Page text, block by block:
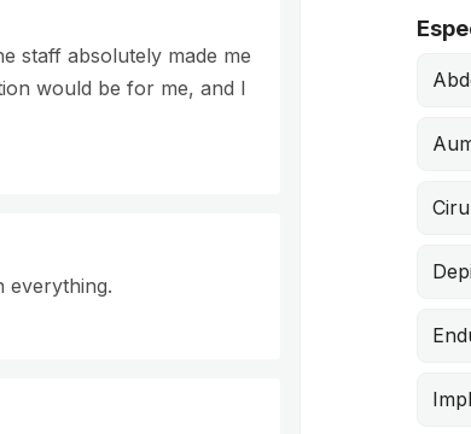
staff absolutely made me
would be for me, and I
everything.